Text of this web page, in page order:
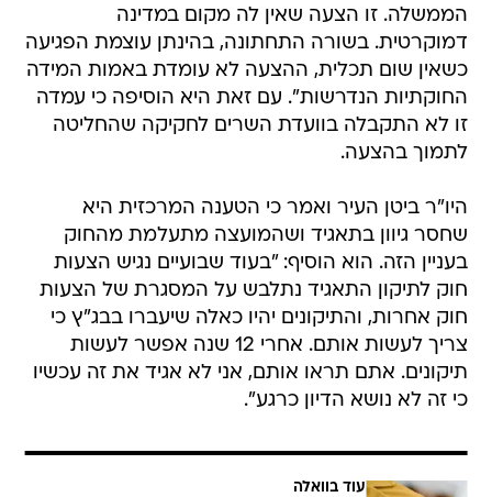
הממשלה. זו הצעה שאין לה מקום במדינה
דמוקרטית. בשורה התחתונה, בהינתן עוצמת הפגיעה
כשאין שום תכלית, ההצעה לא עומדת באמות המידה
החוקתיות הנדרשות". עם זאת היא הוסיפה כי עמדה
זו לא התקבלה בוועדת השרים לחקיקה שהחליטה
לתמוך בהצעה.
היו"ר ביטן העיר ואמר כי הטענה המרכזית היא
שחסר גיוון בתאגיד ושהמועצה מתעלמת מהחוק
בעניין הזה. הוא הוסיף: "בעוד שבועיים נגיש הצעות
חוק לתיקון התאגיד נתלבש על המסגרת של הצעות
חוק אחרות, והתיקונים יהיו כאלה שיעברו בבג"ץ כי
צריך לעשות אותם. אחרי 12 שנה אפשר לעשות
תיקונים. אתם תראו אותם, אני לא אגיד את זה עכשיו
כי זה לא נושא הדיון כרגע".
עוד בוואלה